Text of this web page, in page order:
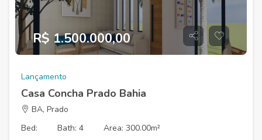
R$ 1.500.000,00
Lançamento
Casa Concha Prado Bahia
BA, Prado
Bed:
Bath: 4 Area: 300.00m²